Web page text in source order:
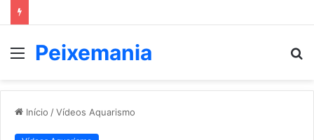
Menu
Peixemania
Início /Vídeos Aquarismo